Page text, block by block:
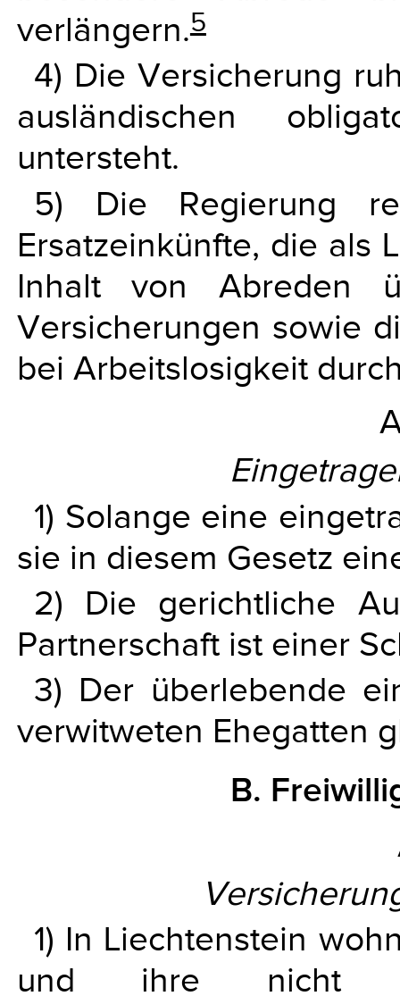
verlängern.5
4) Die Versicherung
ausländischen
untersteht.
5) Die Regierung
Ersatzeinkünfte, die als
Inhalt von Abreden
Versicherungen sowie
bei Arbeitslosigkeit
1) Solange eine
sie in diesem Gesetz
2) Die gerichtliche
Partnerschaft ist einer
3) Der überlebende
verwitweten Ehegatten
B.
1) In Liechtenstein
und ihre nicht